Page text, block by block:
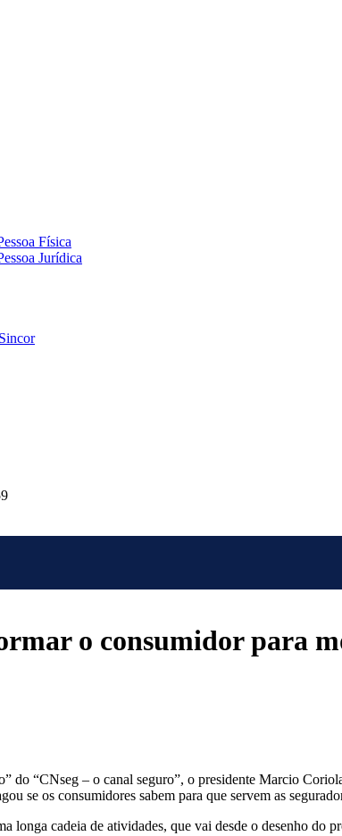
Física
Jurídica
o consumidor para
do “CNseg – o canal seguro”, o presidente Marcio
se os consumidores sabem para que servem as
longa cadeia de atividades, que vai desde o desenho